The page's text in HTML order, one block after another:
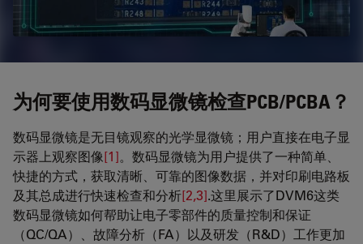
为何要使用数码显微镜检查PCB/PCBA？
数码显微镜是无目镜观察的光学显微镜；用户直接在电子显
示器上观察图像[1]。数码显微镜为用户提供了一种简单、
快捷的方式，获取清晰、可靠的图像数据，并对印刷电路板
及其总成进行快速检查和分析[2,3].这里展示了DVM6这类
数码显微镜如何帮助让电子零部件的质量控制和保证
（QC/QA）、故障分析（FA）以及研发（R&D）工作更加